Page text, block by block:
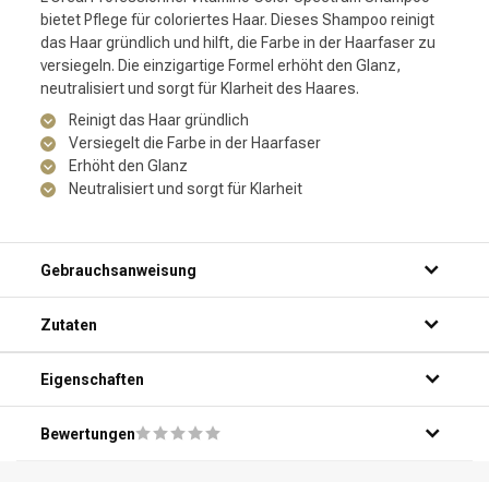
bietet Pflege für coloriertes Haar. Dieses Shampoo reinigt
das Haar gründlich und hilft, die Farbe in der Haarfaser zu
versiegeln. Die einzigartige Formel erhöht den Glanz,
neutralisiert und sorgt für Klarheit des Haares.
Reinigt das Haar gründlich
Versiegelt die Farbe in der Haarfaser
Erhöht den Glanz
Neutralisiert und sorgt für Klarheit
Gebrauchsanweisung
Zutaten
Eigenschaften
Bewertungen